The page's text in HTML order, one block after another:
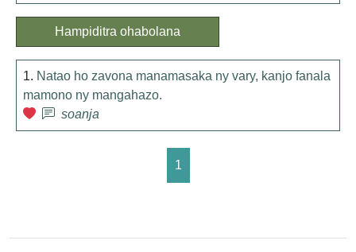
Hampiditra ohabolana
1. Natao ho zavona manamasaka ny vary, kanjo fanala
mamono ny mangahazo.
soanja
1